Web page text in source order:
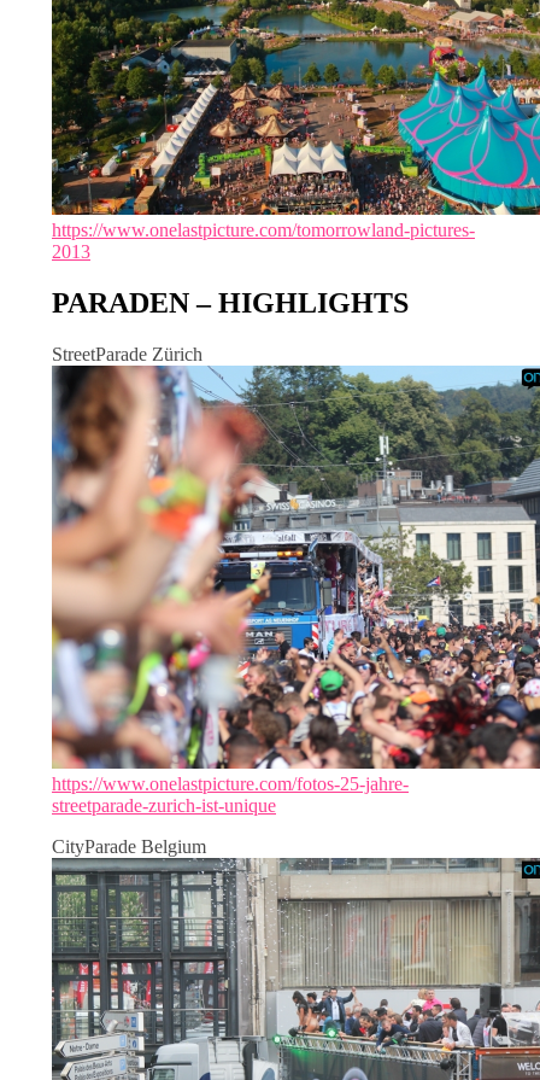
https://www.onelastpicture.com/tomorrowland-pictures-
2013
PARADEN – HIGHLIGHTS
StreetParade Zürich
https://www.onelastpicture.com/fotos-25-jahre-
streetparade-zurich-ist-unique
CityParade Belgium